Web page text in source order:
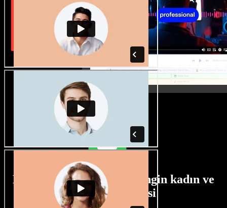
Farklı aksanlara sahip zengin kadın ve
erkek ses seçkisi